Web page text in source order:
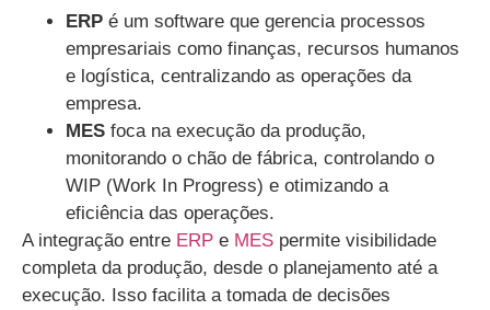
ERP é um software que gerencia processos
empresariais como finanças, recursos humanos
e logística, centralizando as operações da
empresa.
MES foca na execução da produção,
monitorando o chão de fábrica, controlando o
WIP (Work In Progress) e otimizando a
eficiência das operações.
A integração entre ERP e MES permite visibilidade
completa da produção, desde o planejamento até a
execução. Isso facilita a tomada de decisões